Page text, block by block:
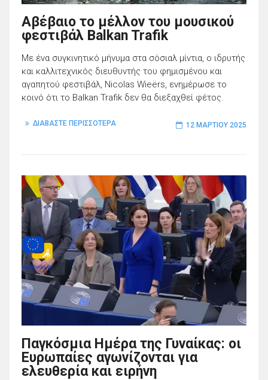
Αβέβαιο το μέλλον του μουσικού
φεστιβάλ Balkan Trafik
Με ένα συγκινητικό μήνυμα στα σόσιαλ μίντια, ο ιδρυτής
και καλλιτεχνικός διευθυντής του φημισμένου και
αγαπητού φεστιβάλ, Nicolas Wieërs, ενημέρωσε το
κοινό ότι το Balkan Trafik δεν θα διεξαχθεί φέτος.
ΔΙΑΒΑΣΤΕ ΠΕΡΙΣΣΟΤΕΡΑ 12 ΜΑΡΤΊΟΥ 2025
Παγκόσμια Ημέρα της Γυναίκας: οι
Ευρωπαίες αγωνίζονται για
ελευθερία και ειρήνη